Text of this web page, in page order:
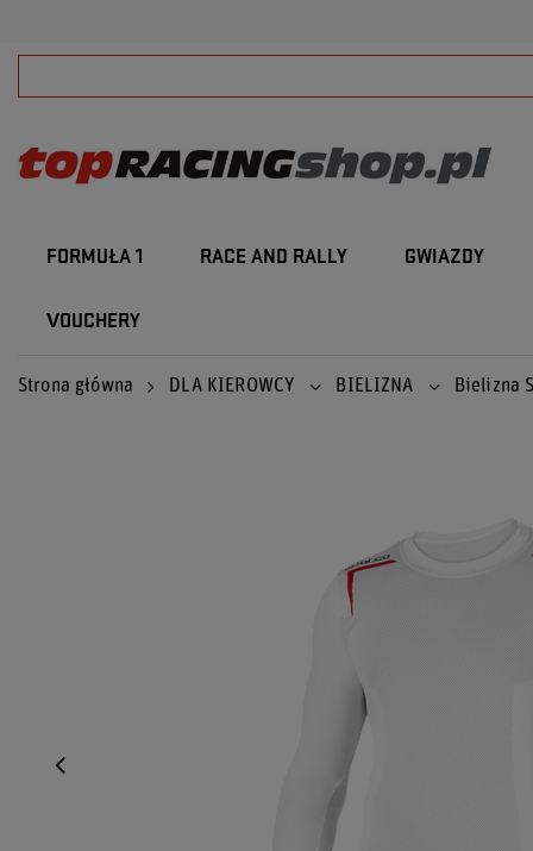
FORMUŁA 1 RACE AND RALLY GWIAZDY
VOUCHERY
Strona główna DLA KIEROWCY BIELIZNA Bielizna